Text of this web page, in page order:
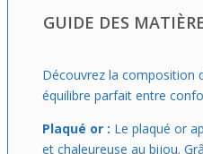
élégant. C’est le bijou pour
GUIDE DES
Découvrez la composition
équilibre parfait entre
Plaqué or : Le plaqué or
et chaleureuse au bijou.